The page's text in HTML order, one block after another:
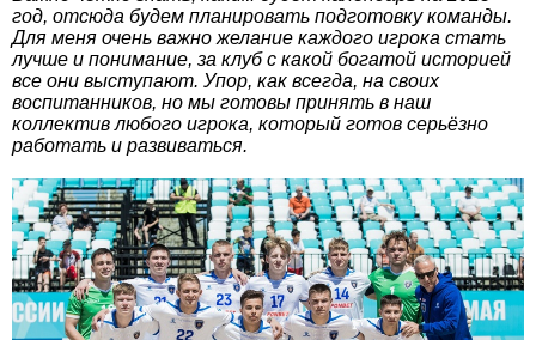
год, отсюда будем планировать подготовку команды.
Для меня очень важно желание каждого игрока стать
лучше и понимание, за клуб с какой богатой историей
все они выступают. Упор, как всегда, на своих
воспитанников, но мы готовы принять в наш
коллектив любого игрока, который готов серьёзно
работать и развиваться.